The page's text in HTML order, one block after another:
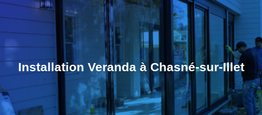
Installation Veranda à Chasné-sur-Illet